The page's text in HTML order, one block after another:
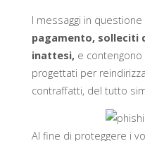
I messaggi in questione
pagamento, solleciti
inattesi, e
progettati per
contraffatti, del tutto
Al fine di proteggere i